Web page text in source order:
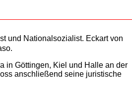
und Nationalsozialist. Eckart von
in Göttingen, Kiel und Halle an der
anschließend seine juristische